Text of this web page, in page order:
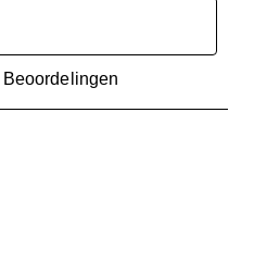
Beoordelingen